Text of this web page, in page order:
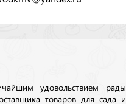
удовольствием рады
товаров для сада и